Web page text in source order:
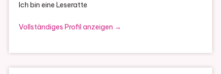
Ich bin eine Leseratte
Vollständiges Profil anzeigen →